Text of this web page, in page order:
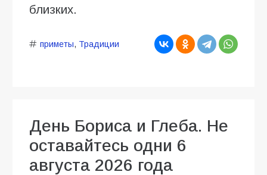
близких.
приметы, Традиции
День Бориса и Глеба. Не
оставайтесь одни 6
августа 2026 года